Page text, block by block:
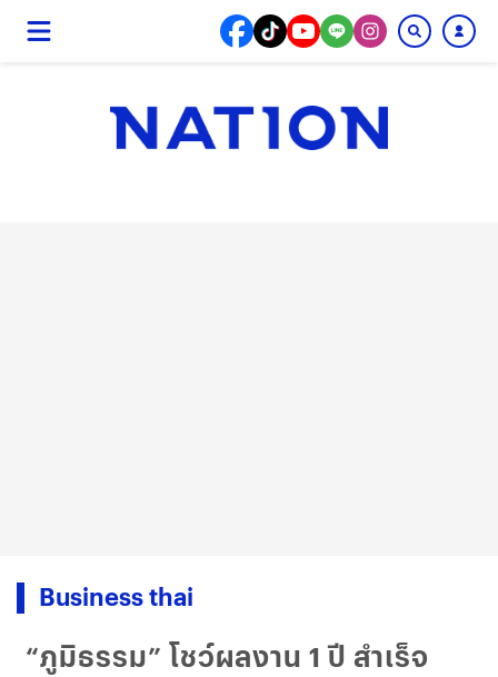
Business thai
“ภูมิธรรม” โชว์ผลงาน 1 ปี สำเร็จ